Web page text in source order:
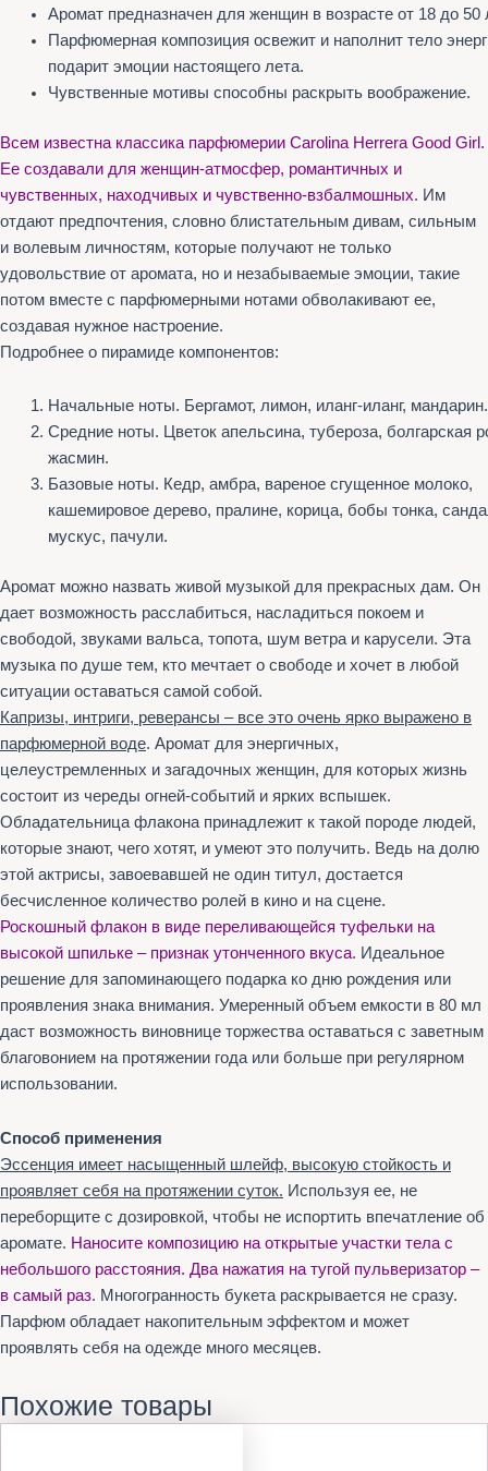
Аромат предназначен для женщин в возрасте от 18 до 50
Парфюмерная композиция освежит и наполнит тело
подарит эмоции настоящего лета.
Чувственные мотивы способны раскрыть воображение.
Всем известна классика парфюмерии Carolina Herrеrа Good Girl.
Ее создавали для женщин-атмосфер, романтичных и
чувственных, находчивых и чувственно-взбалмошных. Им
отдают предпочтения, словно блистательным дивам, сильным
и волевым личностям, которые получают не только
удовольствие от аромата, но и незабываемые эмоции, такие
потом вместе с парфюмерными нотами обволакивают ее,
создавая нужное настроение.
Подробнее о пирамиде компонентов:
Начальные ноты. Бергамот, лимон, иланг-иланг, мандарин.
Средние ноты. Цветок апельсина, тубероза, болгарская
жасмин.
Базовые ноты. Кедр, амбра, вареное сгущенное молоко,
кашемировое дерево, пралине, корица, бобы тонка,
мускус, пачули.
Аромат можно назвать живой музыкой для прекрасных дам. Он
дает возможность расслабиться, насладиться покоем и
свободой, звуками вальса, топота, шум ветра и карусели. Эта
музыка по душе тем, кто мечтает о свободе и хочет в любой
ситуации оставаться самой собой.
Капризы, интриги, реверансы – все это очень ярко выражено в
парфюмерной воде. Аромат для энергичных,
целеустремленных и загадочных женщин, для которых жизнь
состоит из череды огней-событий и ярких вспышек.
Обладательница флакона принадлежит к такой породе людей,
которые знают, чего хотят, и умеют это получить. Ведь на долю
этой актрисы, завоевавшей не один титул, достается
бесчисленное количество ролей в кино и на сцене.
Роскошный флакон в виде переливающейся туфельки на
высокой шпильке – признак утонченного вкуса. Идеальное
решение для запоминающего подарка ко дню рождения или
проявления знака внимания. Умеренный объем емкости в 80 мл
даст возможность виновнице торжества оставаться с заветным
благовонием на протяжении года или больше при регулярном
использовании.
Способ применения
Эссенция имеет насыщенный шлейф, высокую стойкость и
проявляет себя на протяжении суток. Используя ее, не
переборщите с дозировкой, чтобы не испортить впечатление об
аромате. Наносите композицию на открытые участки тела с
небольшого расстояния. Два нажатия на тугой пульверизатор –
в самый раз. Многогранность букета раскрывается не сразу.
Парфюм обладает накопительным эффектом и может
проявлять себя на одежде много месяцев.
Похожие товары